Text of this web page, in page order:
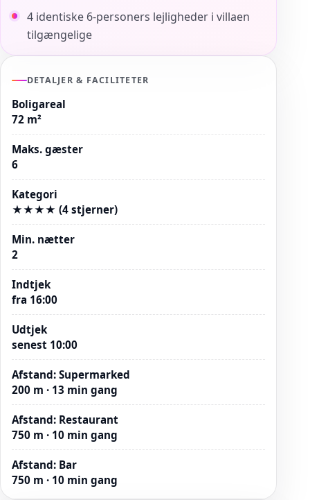
4 identiske 6-personers lejligheder i villaen
tilgængelige
DETALJER & FACILITETER
Boligareal
72 m²
Maks. gæster
6
Kategori
★★★★ (4 stjerner)
Min. nætter
2
Indtjek
fra 16:00
Udtjek
senest 10:00
Afstand: Supermarked
200 m · 13 min gang
Afstand: Restaurant
750 m · 10 min gang
Afstand: Bar
750 m · 10 min gang